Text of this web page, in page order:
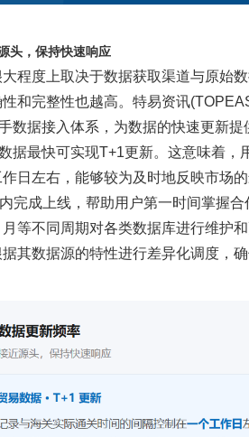
头，保持快速响应
程度上取决于数据获取渠道与原始
和完整性也越高。 特易资讯
数据接入体系，为数据的快速更新提
据最快可实现T+1更新。这意味着
日左右，能够较为及时地反映市场
完成上线，帮助用户第一时间掌握
等不同周期对各类数据库进行维护
其数据源的特性进行差异化调度，